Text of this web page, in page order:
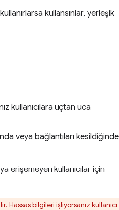
kullansınlar, yerleşik
kullanıcılara uçtan uca
veya bağlantıları kesildiğinde
erişemeyen kullanıcılar için
bilgileri işliyorsanız kullanıcı